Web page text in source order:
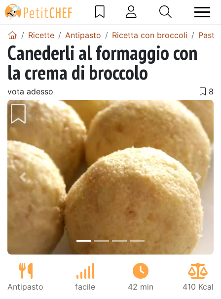
Ricette Antipasto Ricetta con broccoli
Canederli al formaggio con
la crema di broccolo
vota adesso
Precedente
Antipasto facile 42 min 410 Kcal